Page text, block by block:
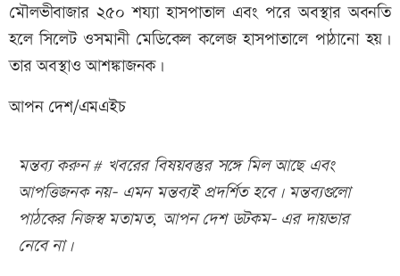
মৌলভীবাজার ২৫০ শয্যা হাসপাতাল এবং পরে অবস্থার অবনতি
হলে সিলেট ওসমানী মেডিকেল কলেজ হাসপাতালে পাঠানো হয়।
তার অবস্থাও আশঙ্কাজনক।
আপন দেশ/এমএইচ
মন্তব্য করুন # খবরের বিষয়বস্তুর সঙ্গে মিল আছে এবং
আপত্তিজনক নয়- এমন মন্তব্যই প্রদর্শিত হবে। মন্তব্যগুলো
পাঠকের নিজস্ব মতামত, আপন দেশ ডটকম- এর দায়ভার
নেবে না।